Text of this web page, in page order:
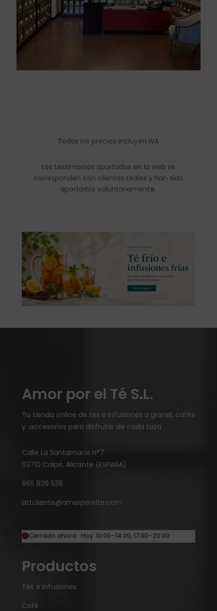
Todos los precios incluyen IVA
Los testimonios aportados en la web se
corresponden con clientes reales y han sido
aportados voluntariamente.
Amor por el Té S.L.
Tu tienda online de tés e infusiones a granel, cafés
y accesorios para disfrutar de cada taza
Calle La Santamaría n°7
03710 Calpe, Alicante (ESPAÑA)
965 839 538
attcliente@amorporelte.com
Cerrado ahora · Hoy: 10:00–14:00, 17:00–20:00
Productos
Tés e Infusiones
Café